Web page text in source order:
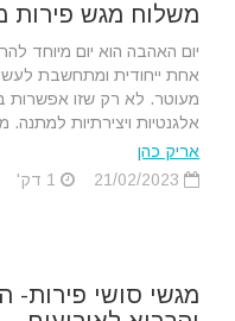
משלוח מגש פירות
יום האהבה הוא יום מיוחד
אחת ייחודית ומתחשבת
מעוטר. לא רק שזו אפשרות
אלגנטיות ויצירתיות למתנה.
אריק כהן
מגשי סושי פירות-